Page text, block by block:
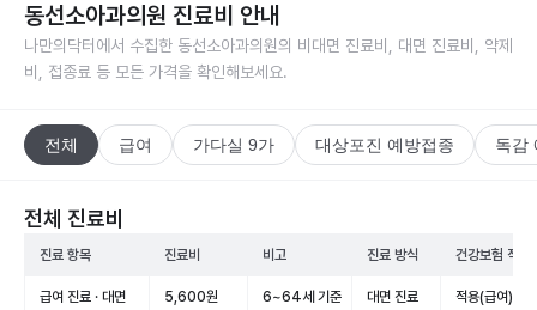
동선소아과의원 진료비 안내
나만의닥터에서 수집한 동선소아과의원의 비대면 진료비, 대면 진료비, 약제
비, 접종료 등 모든 가격을 확인해보세요.
전체 급여 가다실 9가 대상포진 예방접종 독감
전체 진료비
진료 항목 진료비 비고 진료 방식 건강보험 적용
급여 진료 · 대면 5,600원 6~64세 기준 대면 진료 적용(급여)